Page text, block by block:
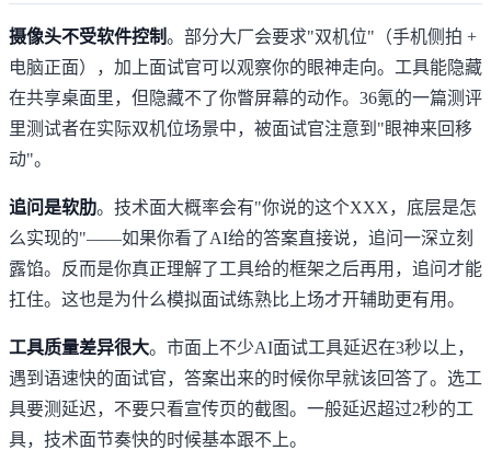
摄像头不受软件控制。部分大厂会要求"双机位"（手机侧拍 +
电脑正面），加上面试官可以观察你的眼神走向。工具能隐藏
在共享桌面里，但隐藏不了你瞥屏幕的动作。 36氪的一篇测评
里测试者在实际双机位场景中，被面试官注意到"眼神来回移
动"。
追问是软肋。技术面大概率会有"你说的这个XXX，底层是怎
么实现的"——如果你看了AI给的答案直接说，追问一深立刻
露馅。反而是你真正理解了工具给的框架之后再用，追问才能
扛住。这也是为什么模拟面试练熟比上场才开辅助更有用。
工具质量差异很大。市面上不少AI面试工具延迟在3秒以上，
遇到语速快的面试官，答案出来的时候你早就该回答了。选工
具要测延迟，不要只看宣传页的截图。一般延迟超过2秒的工
具，技术面节奏快的时候基本跟不上。